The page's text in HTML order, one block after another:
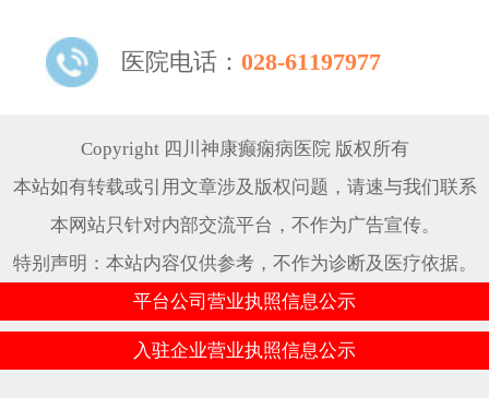
医院电话： 028-61197977
Copyright 四川神康癫痫病医院 版权所有
本站如有转载或引用文章涉及版权问题，请速与我们联系
本网站只针对内部交流平台，不作为广告宣传。
特别声明：本站内容仅供参考，不作为诊断及医疗依据。
平台公司营业执照信息公示
入驻企业营业执照信息公示